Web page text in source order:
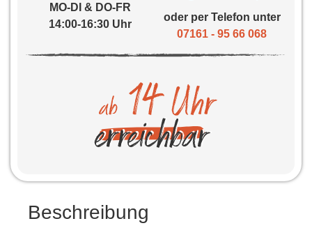
MO-DI & DO-FR
14:00-16:30 Uhr
oder per Telefon unter
07161 - 95 66 068
Beschreibung